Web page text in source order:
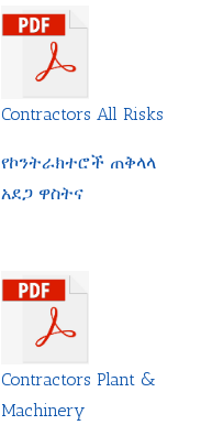
Contractors All Risks
የኮንትራክተሮች ጠቅላላ
አደጋ ዋስትና
Contractors Plant &
Machinery